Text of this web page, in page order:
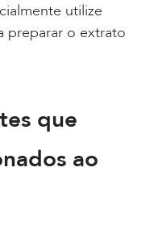
utilize
preparar o extrato
que
ao